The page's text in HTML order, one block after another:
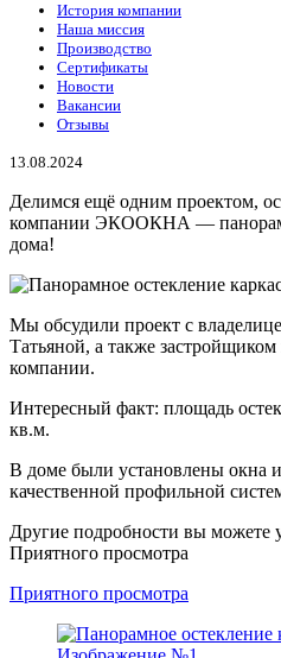
История компании
Наша миссия
Производство
Сертификаты
Новости
Вакансии
Отзывы
13.08.2024
Делимся ещё одним проектом,
компании ЭКООКНА —
дома!
Мы обсудили проект с
Татьяной, а также
компании.
Интересный факт: площадь
кв.м.
В доме были установлены окна
качественной профильной
Другие подробности вы можете
Приятного просмотра
Приятного просмотра